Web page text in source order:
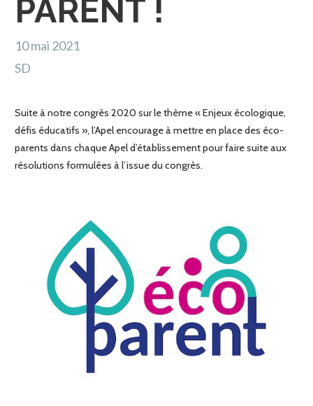
PARENT !
10 mai 2021
SD
Suite à notre congrès 2020 sur le thème « Enjeux écologique,
défis éducatifs », l’Apel encourage à mettre en place des éco-
parents dans chaque Apel d’établissement pour faire suite aux
résolutions formulées à l’issue du congrès.